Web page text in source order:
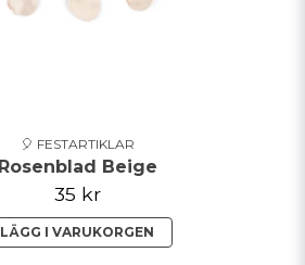
🎈 FESTARTIKLAR
Rosenblad Beige
35 kr
LÄGG I VARUKORGEN